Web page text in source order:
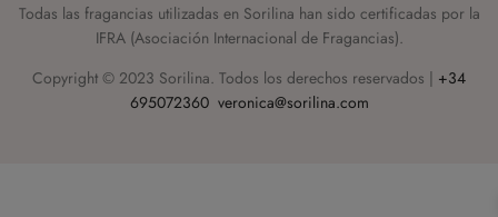
Todas las fragancias utilizadas en Sorilina han sido certificadas por la
IFRA (Asociación Internacional de Fragancias).
Copyright © 2023 Sorilina. Todos los derechos reservados | +34
695072360 veronica@sorilina.com